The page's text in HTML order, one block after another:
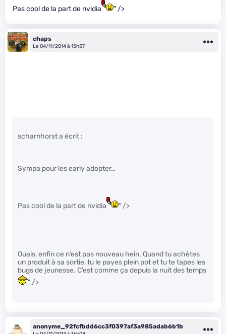
Pas cool de la part de nvidia " />
chaps
Le 04/11/2014 à 15h57
scharnhorst a écrit :
Sympa pour les early adopter…
Pas cool de la part de nvidia " />
Ouais, enfin ce n’est pas nouveau hein. Quand tu achètes
un produit à sa sortie, tu le payes plein pot et tu te tapes les
bugs de jeunesse. C’est comme ça depuis la nuit des temps
" />
anonyme_92fcfbdd6cc3f0397af3a985adab6b1b